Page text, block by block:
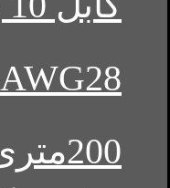
200متری